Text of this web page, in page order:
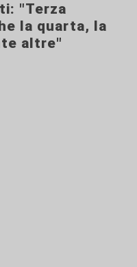
"Terza
la quarta, la
altre"